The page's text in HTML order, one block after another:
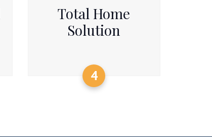
Total Home
Solution
4